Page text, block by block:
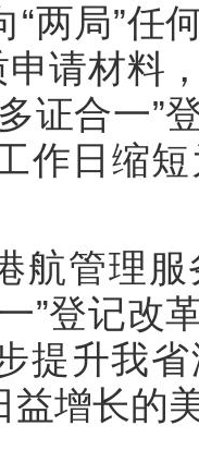
“两局”任
申请材料
证合一”
作日缩
航管理
”登记改
提升我
益增长的